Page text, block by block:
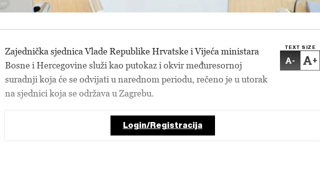
TEXT SIZE
- +
Zajednička sjednica Vlade Republike Hrvatske i Vijeća ministara
Bosne i Hercegovine služi kao putokaz i okvir međuresornoj
suradnji koja će se odvijati u narednom periodu, rečeno je u utorak
na sjednici koja se održava u Zagrebu.
Login/Registracija